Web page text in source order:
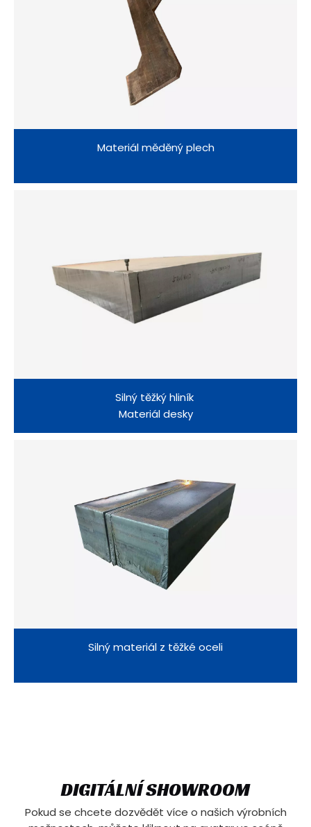
Materiál měděný plech
Silný těžký hliník
Materiál desky
Silný materiál z těžké oceli
DIGITÁLNÍ SHOWROOM
Pokud se chcete dozvědět více o našich výrobních